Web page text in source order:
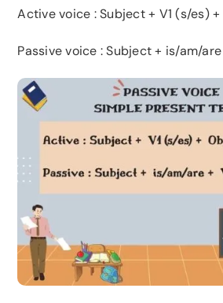
Active voice : Subject + V1 (s/es)
Passive voice : Subject + is/am/